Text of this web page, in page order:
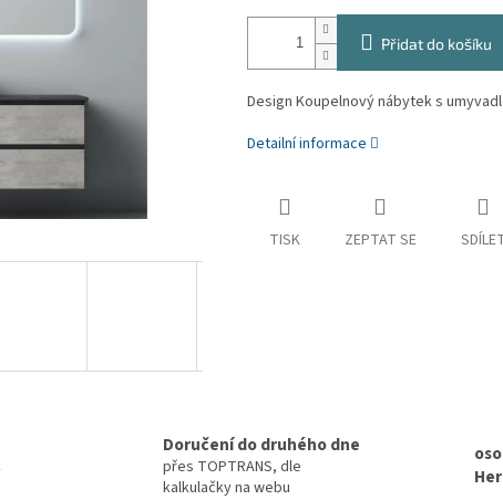
Přidat do košíku
Design Koupelnový nábytek s
Detailní informace
TISK ZEPTAT SE
Doručení do druhého dne
přes TOPTRANS, dle
kalkulačky na webu